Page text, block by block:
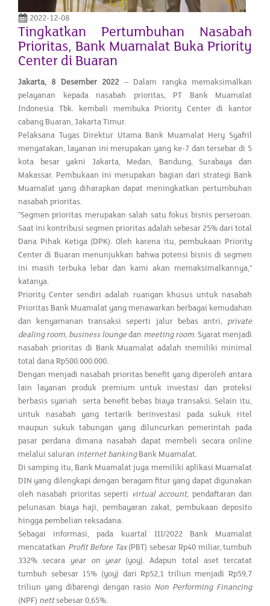
2022-12-08
Tingkatkan Pertumbuhan Nasabah
Prioritas, Bank Muamalat Buka Priority
Center di Buaran
Jakarta, 8 Desember 2022 – Dalam rangka memaksimalkan
pelayanan kepada nasabah prioritas, PT Bank Muamalat
Indonesia Tbk. kembali membuka Priority Center di kantor
cabang Buaran, Jakarta Timur.
Pelaksana Tugas Direktur Utama Bank Muamalat Hery Syafril
mengatakan, layanan ini merupakan yang ke-7 dan tersebar di 5
kota besar yakni Jakarta, Medan, Bandung, Surabaya dan
Makassar. Pembukaan ini merupakan bagian dari strategi Bank
Muamalat yang diharapkan dapat meningkatkan pertumbuhan
nasabah prioritas.
"Segmen prioritas merupakan salah satu fokus bisnis perseroan.
Saat ini kontribusi segmen prioritas adalah sebesar 25% dari total
Dana Pihak Ketiga (DPK). Oleh karena itu, pembukaan Priority
Center di Buaran menunjukkan bahwa potensi bisnis di segmen
ini masih terbuka lebar dan kami akan memaksimalkannya,"
katanya.
Priority Center sendiri adalah ruangan khusus untuk nasabah
Prioritas Bank Muamalat yang menawarkan berbagai kemudahan
dan kenyamanan transaksi seperti jalur bebas antri, private
dealing room, business loungedan meeting room. Syarat menjadi
nasabah prioritas di Bank Muamalat adalah memiliki minimal
total dana Rp500.000.000.
Dengan menjadi nasabah prioritas benefit yang diperoleh antara
lain layanan produk premium untuk investasi dan proteksi
berbasis syariah serta benefit bebas biaya transaksi. Selain itu,
untuk nasabah yang tertarik berinvestasi pada sukuk ritel
maupun sukuk tabungan yang diluncurkan pemerintah pada
pasar perdana dimana nasabah dapat membeli secara online
melalui saluran internet bankingBank Muamalat.
Di samping itu, Bank Muamalat juga memiliki aplikasi Muamalat
DIN yang dilengkapi dengan beragam fitur yang dapat digunakan
oleh nasabah prioritas seperti virtual account, pendaftaran dan
pelunasan biaya haji, pembayaran zakat, pembukaan deposito
hingga pembelian reksadana.
Sebagai informasi, pada kuartal III/2022 Bank Muamalat
mencatatkan Profit Before Tax(PBT) sebesar Rp40 miliar, tumbuh
332% secara year on year(yoy). Adapun total aset tercatat
tumbuh sebesar 15% (yoy) dari Rp52,1 triliun menjadi Rp59,7
triliun yang dibarengi dengan rasio Non Performing Financing
(NPF) nettsebesar 0,65%.